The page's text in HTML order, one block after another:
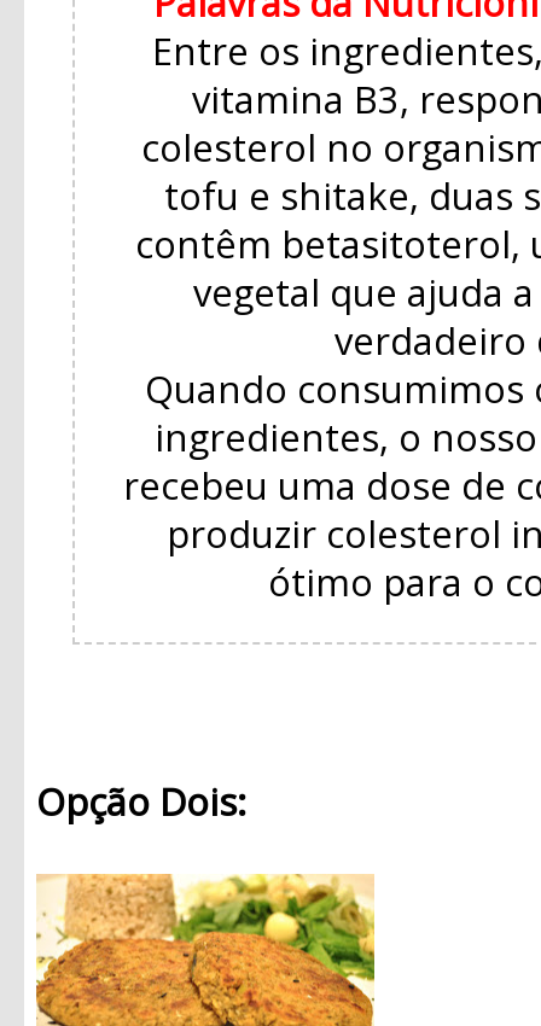
Entre os
vitamina B3,
colesterol no
tofu e shitake, duas
contêm betasitoterol,
vegetal que ajuda
verdadeiro
Quando consumimos
ingredientes, o
recebeu uma dose de
produzir colesterol
ótimo para o
Opção Dois: